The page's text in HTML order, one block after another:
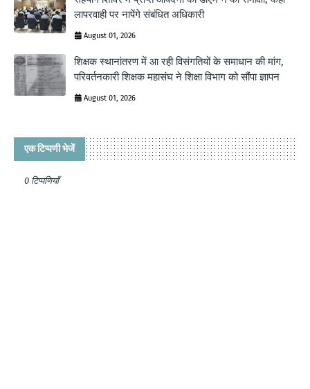
लापरवाही पर नापेंगे संबंधित अधिकारी
August 01, 2026
शिक्षक स्थानांतरण में आ रही विसंगतियों के समाधान की मांग,
परिवर्तनकारी शिक्षक महासंघ ने शिक्षा विभाग को सौंपा ज्ञापन
August 01, 2026
एक टिप्पणी भेजें
0 टिप्पणियाँ